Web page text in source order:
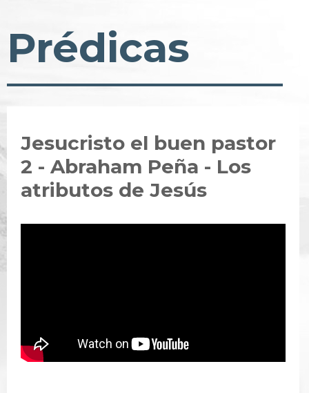
Prédicas
Jesucristo el buen pastor
2 - Abraham Peña - Los
atributos de Jesús